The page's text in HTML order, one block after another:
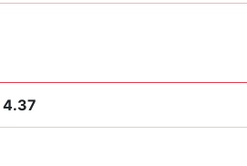
4.37